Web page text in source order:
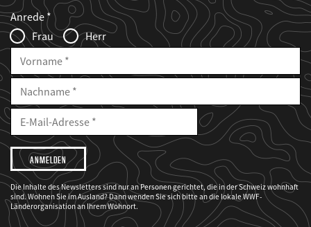
Web2Case
Infofelder
Fieldset
anrede_name
Anrede
Frau
Herr
Vorname
Nachname
E-
Mailadresse
E-
Adresse
Ich
möchte,
dass
der
WWF
mich
über
seine
Projekte
informiert.
Die Inhalte des Newsletters sind nur an Personen gerichtet, die in der Schweiz wohnhaft
sind. Wohnen Sie im Ausland? Dann wenden Sie sich bitte an die lokale WWF-
Länderorganisation an Ihrem Wohnort.